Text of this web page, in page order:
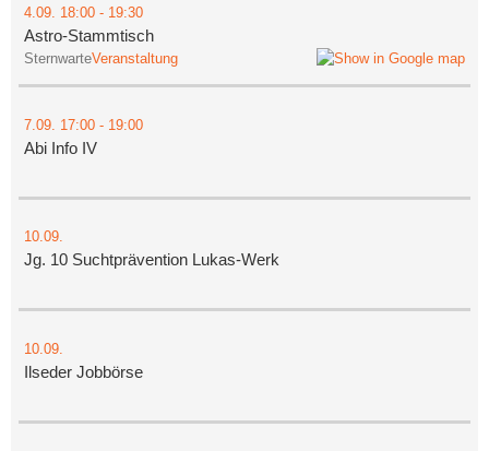
4.09. 18:00 - 19:30
Astro-Stammtisch
SternwarteVeranstaltung
7.09. 17:00 - 19:00
Abi Info IV
10.09.
Jg. 10 Suchtprävention Lukas-Werk
10.09.
Ilseder Jobbörse